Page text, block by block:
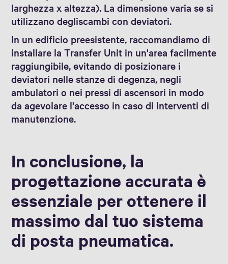
larghezza x altezza). La dimensione varia se si
utilizzano degliscambi con deviatori.
In un edificio preesistente, raccomandiamo di
installare la Transfer Unit in un'area facilmente
raggiungibile, evitando di posizionare i
deviatori nelle stanze di degenza, negli
ambulatori o nei pressi di ascensori in modo
da agevolare l'accesso in caso di interventi di
manutenzione.
In conclusione, la
progettazione accurata è
essenziale per ottenere il
massimo dal tuo sistema
di posta pneumatica.